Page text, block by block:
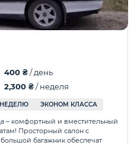
400 ₴/ день
2,300 ₴/ неделя
ЭКОНОМ КЛАССА
– комфортный и вместительный
Просторный салон с
багажник обеспечат